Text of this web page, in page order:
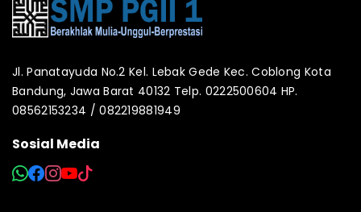
Jl. Panatayuda No.2 Kel. Lebak Gede Kec. Coblong Kota
Bandung, Jawa Barat 40132 Telp. 0222500604 HP.
08562153234 / 082219881949
Sosial Media